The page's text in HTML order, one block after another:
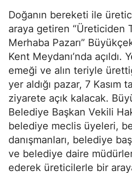
Doğanın bereketi ile
araya getiren “Üreticiden
Merhaba Pazarı”
Kent Meydanı’nda
emeği ve alın teriyle
yer aldığı pazar, 7 Kasım
ziyarete açık kalacak.
Belediye Başkan Vekili
belediye meclis üyeleri,
danışmanları, belediye
ve belediye daire
ederek üreticilerle bir